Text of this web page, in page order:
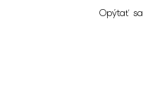
Opýtať sa